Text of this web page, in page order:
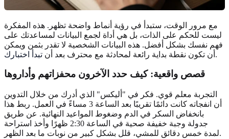
مع مرور الوقت، ستبدأ في رؤية أنماط واضحة تظهر. هذه المفكرة
ليست للحكم على الذات، بل هي أداة لجمع البيانات لمساعدتك على
فهم نفسك بشكل أفضل. هذه البيانات الشخصية لا تقدر بثمن ويمكن
أن تكون نقطة بداية رائعة لمحادثة مع محترف بعد أن تبدأ اختبارك .
قصص واقعية: كيف حدد الآخرون محفزاتهم وأداروها
التجربة معلم قوي. فكر في "أليكس" الذي أدرك من خلال التدوين
أن انفجاته كانت دائمًا تقريبًا بعد الساعة 3 مساءً في العمل. ربط هذا
بانخفاض السكر في الدم وضغوط المواعيد النهائية. عن طريق
جدولة وجبة خفيفة صحية في الساعة 2:30 ظهرًا وأخذ استراحة
لمدة خمس دقائق للمشي، قلل بشكل كبير من نوبات ما بعد الظهر.